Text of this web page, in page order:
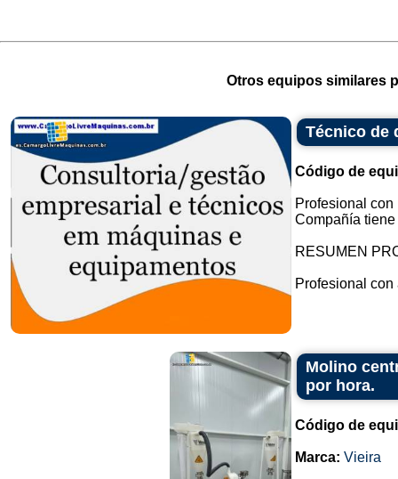
Otros equipos similares
Técnico de
Código de
Profesional
Compañía
RESUMEN
Profesional
Molino
por hora.
Código de
Marca: Vieira